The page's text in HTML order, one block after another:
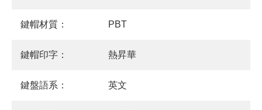
鍵帽材質： PBT
鍵帽印字： 熱昇華
鍵盤語系： 英文